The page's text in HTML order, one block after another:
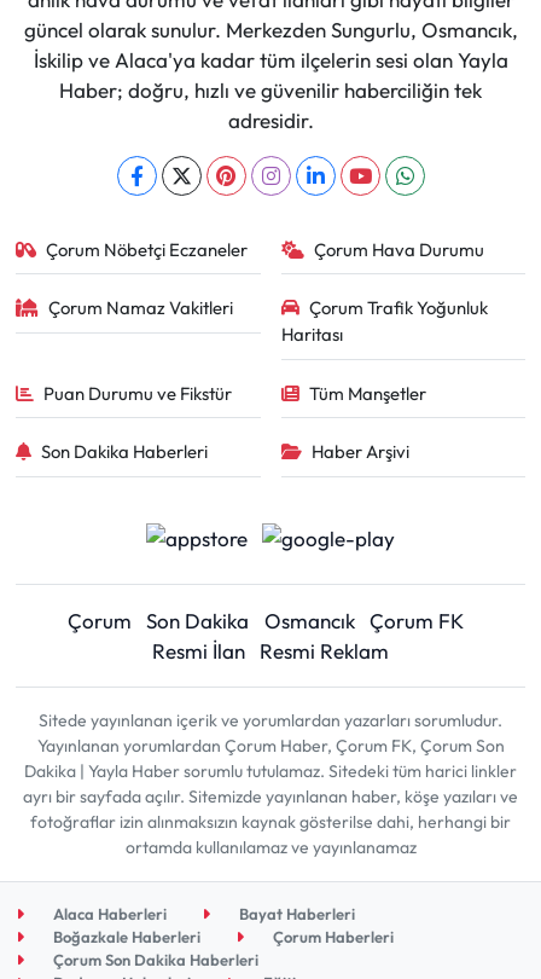
güncel olarak sunulur. Merkezden Sungurlu, Osmancık,
İskilip ve Alaca'ya kadar tüm ilçelerin sesi olan Yayla
Haber; doğru, hızlı ve güvenilir haberciliğin tek
adresidir.
Çorum Nöbetçi Eczaneler Çorum Hava Durumu
Çorum Namaz Vakitleri
Çorum Trafik Yoğunluk
Haritası
Puan Durumu ve Fikstür Tüm Manşetler
Son Dakika Haberleri Haber Arşivi
Çorum Son Dakika Osmancık Çorum FK
Resmi İlan
Resmi Reklam
Sitede yayınlanan içerik ve yorumlardan yazarları sorumludur.
Yayınlanan yorumlardan Çorum Haber, Çorum FK, Çorum Son
Dakika | Yayla Haber sorumlu tutulamaz. Sitedeki tüm harici linkler
ayrı bir sayfada açılır. Sitemizde yayınlanan haber, köşe yazıları ve
fotoğraflar izin alınmaksızın kaynak gösterilse dahi, herhangi bir
ortamda kullanılamaz ve yayınlanamaz
Alaca Haberleri
Bayat Haberleri
Boğazkale Haberleri
Çorum Haberleri
Çorum Son Dakika Haberleri